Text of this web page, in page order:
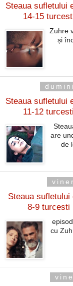
Steaua sufletului
14-15
Zuhre
și
Steaua sufletului
11-12
are
de
Steaua sufletului
8-9 turcesti
cu